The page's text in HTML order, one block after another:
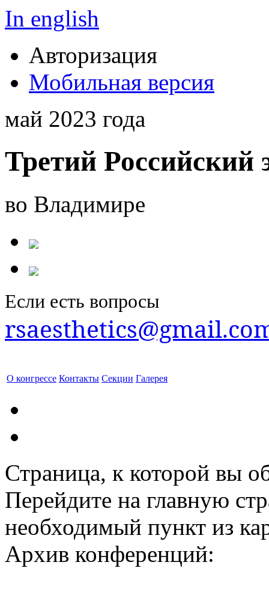
In english
Авторизация
Мобильная версия
май 2023 года
Третий Российский
во Владимире
Если есть вопросы
О конгрессе Контакты Секции Галерея
Страница, к которой вы
Перейдите на главную
необходимый пункт из
Архив конференций: